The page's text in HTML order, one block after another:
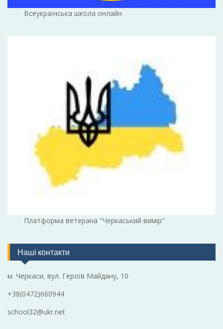
Всеукраїнська школа онлайн
Платформа ветерана "Черкаський вимір"
Наші контакти
м. Черкаси, вул. Героїв Майдану, 10
+38(0472)660944
school32@ukr.net